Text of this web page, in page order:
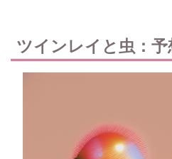
ツインレイと虫：予